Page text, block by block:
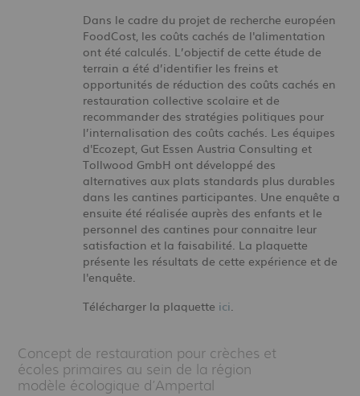
Dans le cadre du projet de recherche européen
FoodCost, les coûts cachés de l'alimentation
ont été calculés. L’objectif de cette étude de
terrain a été d’identifier les freins et
opportunités de réduction des coûts cachés en
restauration collective scolaire et de
recommander des stratégies politiques pour
l’internalisation des coûts cachés. Les équipes
d'Ecozept, Gut Essen Austria Consulting et
Tollwood GmbH ont développé des
alternatives aux plats standards plus durables
dans les cantines participantes. Une enquête a
ensuite été réalisée auprès des enfants et le
personnel des cantines pour connaitre leur
satisfaction et la faisabilité. La plaquette
présente les résultats de cette expérience et de
l'enquête.
Télécharger la plaquette ici.
Concept de restauration pour crèches et
écoles primaires au sein de la région
modèle écologique d’Ampertal